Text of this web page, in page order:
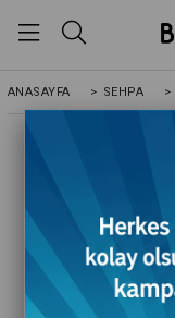
ANASAYFA > SEHPA >